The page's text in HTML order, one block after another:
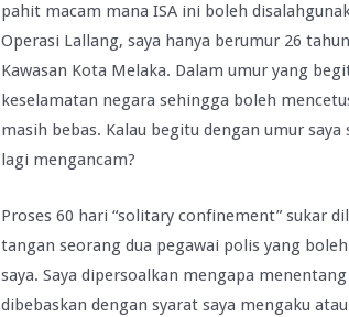
pahit macam mana ISA ini boleh
Operasi Lallang, saya hanya berumur 26
Kawasan Kota Melaka. Dalam umur yang
keselamatan negara sehingga boleh
masih bebas. Kalau begitu dengan umur
lagi mengancam?
Proses 60 hari “solitary confinement” sukar
tangan seorang dua pegawai polis yang
saya. Saya dipersoalkan mengapa
dibebaskan dengan syarat saya mengaku